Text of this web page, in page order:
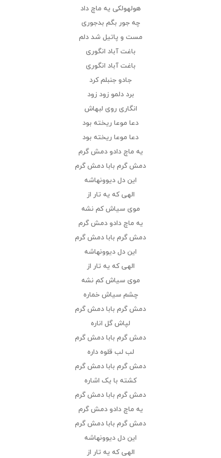
هولهولکی یه ماچ داد
چه جور بگم بدجوری
مست و پاتیل شد دلم
باغت آباد انگوری
باغت آباد انگوری
جادو جنبلم کرد
برد دلمو زود زود
انگاری روی لبهاش
دعا موعا ریخته بود
دعا موعا ریخته بود
یه ماچ دادو دمش گرم
دمش گرم بابا دمش گرم
این دل دیوونه‎اشه
الهی که یه تار از
موی سیاش کم نشه
یه ماچ دادو دمش گرم
دمش گرم بابا دمش گرم
این دل دیوونه‎اشه
الهی که یه تار از
موی سیاش کم نشه
چشم سیاش خماره
دمش گرم بابا دمش گرم
لپاش گل اناره
دمش گرم بابا دمش گرم
لب لب قلوه داره
دمش گرم بابا دمش گرم
کشته با یک اشاره
دمش گرم بابا دمش گرم
یه ماچ دادو دمش گرم
دمش گرم بابا دمش گرم
این دل دیوونه‎اشه
الهی که یه تار از